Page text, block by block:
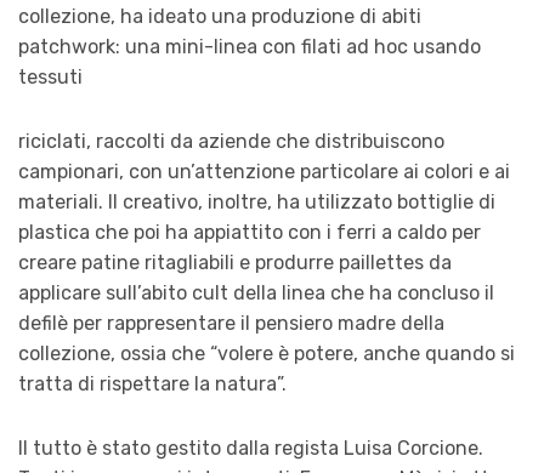
collezione, ha ideato una produzione di abiti
patchwork: una mini-linea con filati ad hoc usando
tessuti
riciclati, raccolti da aziende che distribuiscono
campionari, con un’attenzione particolare ai colori e ai
materiali. Il creativo, inoltre, ha utilizzato bottiglie di
plastica che poi ha appiattito con i ferri a caldo per
creare patine ritagliabili e produrre paillettes da
applicare sull’abito cult della linea che ha concluso il
defilè per rappresentare il pensiero madre della
collezione, ossia che “volere è potere, anche quando si
tratta di rispettare la natura”.
Il tutto è stato gestito dalla regista Luisa Corcione.